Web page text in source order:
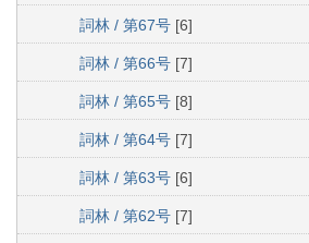
詞林 / 第67号 [6]
詞林 / 第66号 [7]
詞林 / 第65号 [8]
詞林 / 第64号 [7]
詞林 / 第63号 [6]
詞林 / 第62号 [7]